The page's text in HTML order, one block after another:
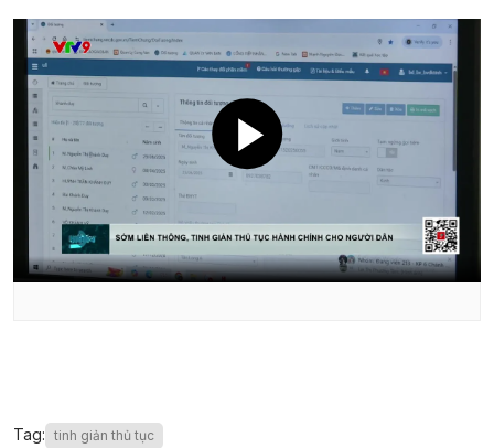
Tag: tinh giản thủ tục